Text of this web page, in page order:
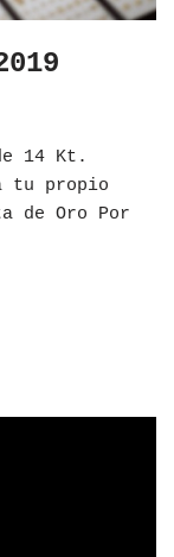
14 Kt.
tu propio
de Oro Por